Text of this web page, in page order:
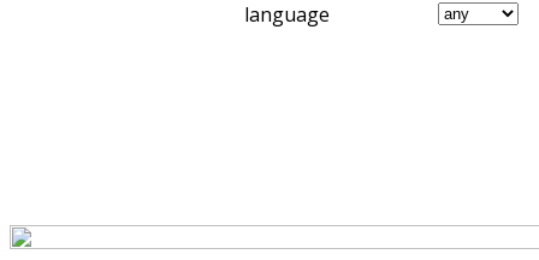
language